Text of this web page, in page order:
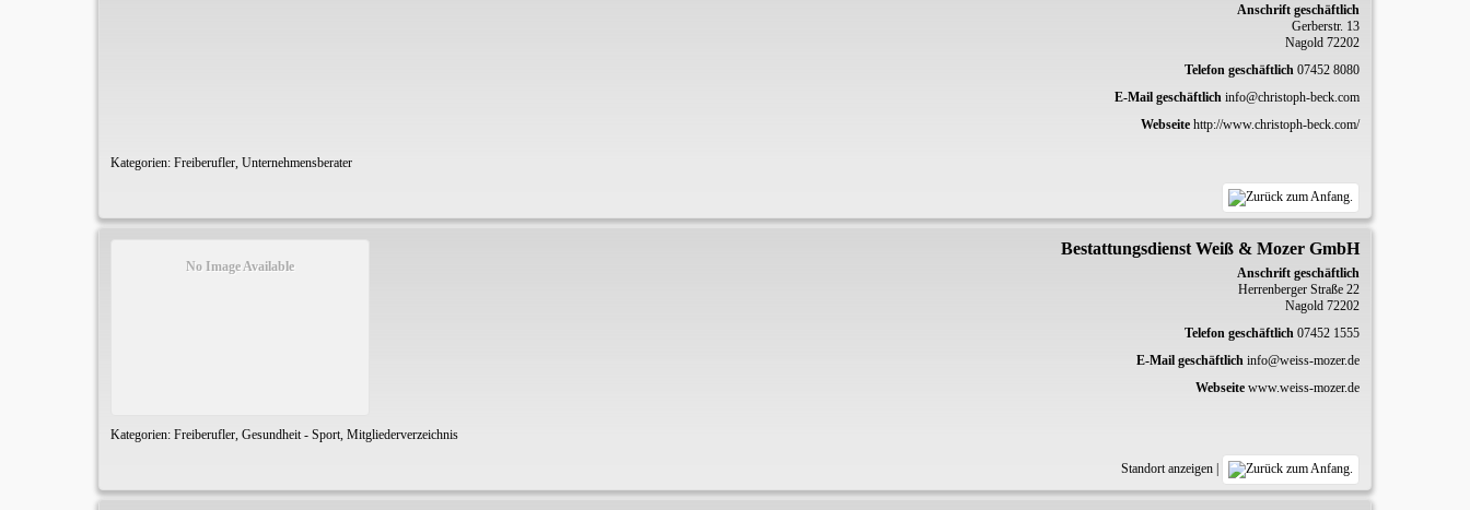
Anschrift geschäftlich
Gerberstr. 13
Nagold 72202
Telefon geschäftlich 07452 8080
E-Mail geschäftlich info@christoph-beck.com
Webseite http://www.christoph-beck.com/
Kategorien: Freiberufler, Unternehmensberater
No Image Available
Bestattungsdienst Weiß & Mozer GmbH
Anschrift geschäftlich
Herrenberger Straße 22
Nagold 72202
Telefon geschäftlich 07452 1555
E-Mail geschäftlich info@weiss-mozer.de
Webseite www.weiss-mozer.de
Kategorien: Freiberufler, Gesundheit - Sport, Mitgliederverzeichnis
Standort anzeigen